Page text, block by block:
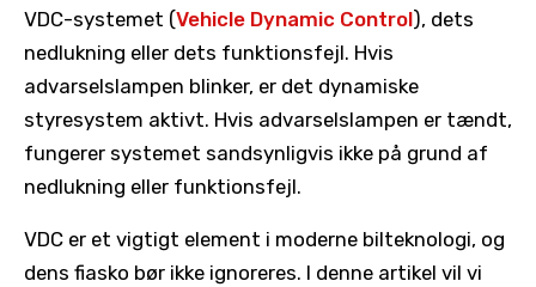
VDC-systemet (Vehicle Dynamic Control), dets
nedlukning eller dets funktionsfejl. Hvis
advarselslampen blinker, er det dynamiske
styresystem aktivt. Hvis advarselslampen er tændt,
fungerer systemet sandsynligvis ikke på grund af
nedlukning eller funktionsfejl.
VDC er et vigtigt element i moderne bilteknologi, og
dens fiasko bør ikke ignoreres. I denne artikel vil vi